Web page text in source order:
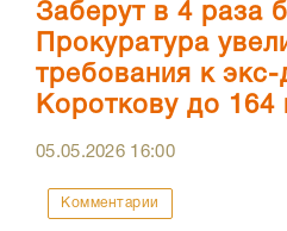
Заберут в 4 раза
Прокуратура
требования к экс-
Короткову до 164
05.05.2026 16:00
Комментарии